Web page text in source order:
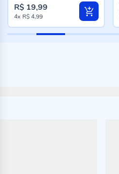
R$ 19,99
4x R$ 4,99